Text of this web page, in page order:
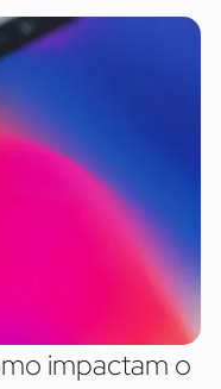
impactam o